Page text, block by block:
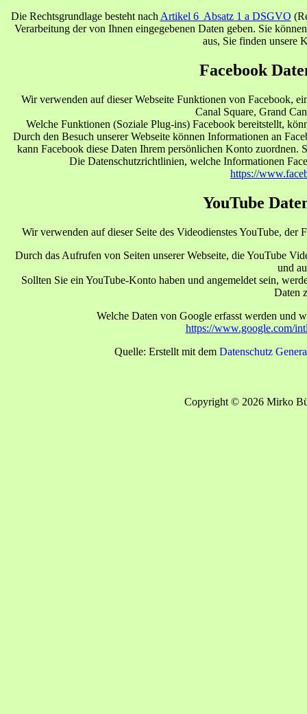
Die Rechtsgrundlage besteht nach Artikel 6 Absatz 1 a DSGVO
Verarbeitung der von Ihnen eingegebenen Daten geben. Sie
aus, Sie finden unsere
Facebook
Wir verwenden auf dieser Webseite Funktionen von Facebook,
Canal Square, Grand
Welche Funktionen (Soziale Plug-ins) Facebook bereitstellt,
Durch den Besuch unserer Webseite können Informationen an
kann Facebook diese Daten Ihrem persönlichen Konto zuordnen.
Die Datenschutzrichtlinien, welche Informationen
https://
YouTube
Wir verwenden auf dieser Seite des Videodienstes YouTube,
Durch das Aufrufen von Seiten unserer Webseite, die YouTube
und
Sollten Sie ein YouTube-Konto haben und angemeldet sein,
Daten
Welche Daten von Google erfasst werden und
https://www.google.com/
Quelle: Erstellt mit dem Datenschutz
Copyright © 2026 Mirko